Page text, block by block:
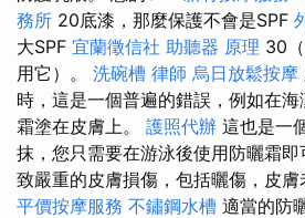
務所 20底漆，那麼保護不會是SPF
大SPF 宜蘭徵信社 助聽器 原理 30
用它）。 洗碗槽 律師 烏日放鬆按摩
時，這是一個普遍的錯誤，例如在
霜塗在皮膚上。 護照代辦 這也是一
抹，您只需要在游泳後使用防曬霜
致嚴重的皮膚損傷，包括曬傷，皮膚
平價按摩服務 不鏽鋼水槽 適當的防